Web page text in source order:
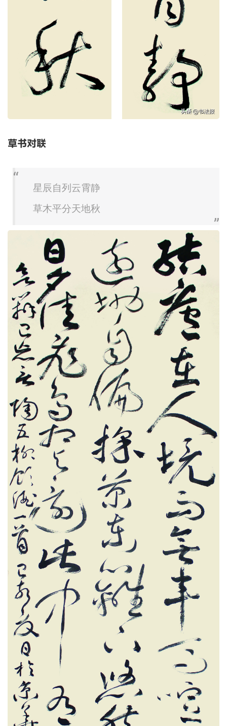
草书对联
星辰自列云霄静
草木平分天地秋